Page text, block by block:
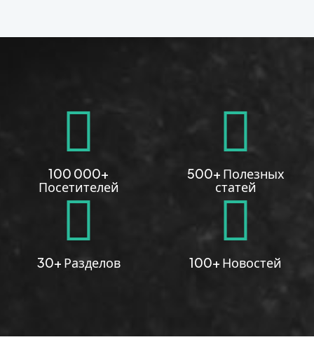
100 000+
Посетителей
500+ Полезных
статей
30+ Разделов 100+ Новостей